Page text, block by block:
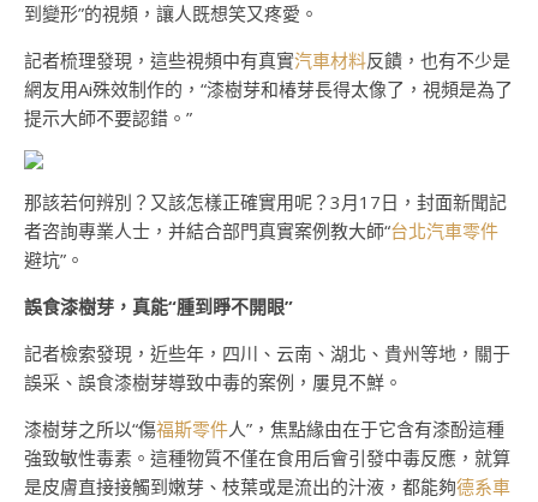
到變形”的視頻，讓人既想笑又疼愛。
記者梳理發現，這些視頻中有真實汽車材料反饋，也有不少是
網友用Ai殊效制作的，“漆樹芽和椿芽長得太像了，視頻是為了
提示大師不要認錯。”
那該若何辨別？又該怎樣正確實用呢？3月17日，封面新聞記
者咨詢專業人士，并結合部門真實案例教大師“台北汽車零件
避坑”。
誤食漆樹芽，真能“腫到睜不開眼”
記者檢索發現，近些年，四川、云南、湖北、貴州等地，關于
誤采、誤食漆樹芽導致中毒的案例，屢見不鮮。
漆樹芽之所以“傷福斯零件人”，焦點緣由在于它含有漆酚這種
強致敏性毒素。這種物質不僅在食用后會引發中毒反應，就算
是皮膚直接接觸到嫩芽、枝葉或是流出的汁液，都能夠德系車